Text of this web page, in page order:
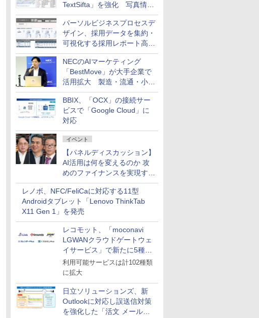
TextSifta」を強化 写真情報
のデータ化などに対応
パーソルビジネスプロセスデ
ザイン、採用データを集約・
可視化する採用レポート高速
化サービスを提供
NECのAIマーケティング
「BestMove」が大手企業で
活用拡大 製造・流通・小売
企業・広告代理店などが実装
フェーズへ
BBIX、「OCX」の接続サー
ビスで「Google Cloud」に
対応
イベント
【パネルディスカッション】
AI活用は何を変えるのか 攻
めのファイナンスを実現する
業務設計とマインドセット変
革
レノボ、NFC/FeliCaに対応する11型
Androidタブレット「Lenovo ThinkTab
X11 Gen 1」を発売
レコモット、「moconavi
LGWANクラウドゲートウェ
イサービス」で新たに5種類
のサービスと連携開始
利用可能サービスは計102種類
に拡大
日立ソリューションズ、新
Outlookに対応し誤送信対策
を強化した「活文 メール誤